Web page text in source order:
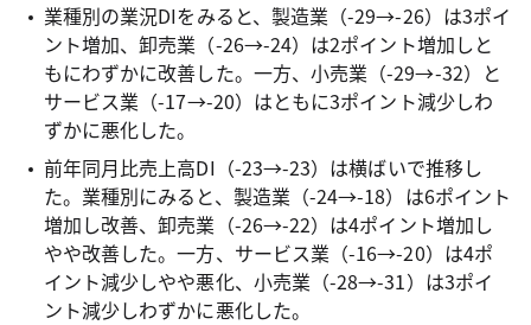
業種別の業況DIをみると、製造業（-29→-26）は3ポイ
ント増加、卸売業（-26→-24）は2ポイント増加しと
もにわずかに改善した。一方、小売業（-29→-32）と
サービス業（-17→-20）はともに3ポイント減少しわ
ずかに悪化した。
前年同月比売上高DI（-23→-23）は横ばいで推移し
た。業種別にみると、製造業（-24→-18）は6ポイント
増加し改善、卸売業（-26→-22）は4ポイント増加し
やや改善した。一方、サービス業（-16→-20）は4ポ
イント減少しやや悪化、小売業（-28→-31）は3ポイ
ント減少しわずかに悪化した。